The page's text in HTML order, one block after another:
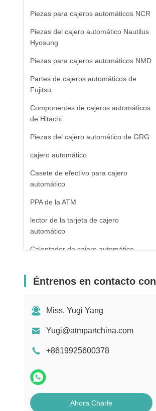
Piezas para cajeros automáticos NCR
Piezas del cajero automático Nautilus
Hyosung
Piezas para cajeros automáticos NMD
Partes de cajeros automáticos de
Fujitsu
Componentes de cajeros automáticos
de Hitachi
Piezas del cajero automático de GRG
cajero automático
Casete de efectivo para cajero
automático
PPA de la ATM
lector de la tarjeta de cajero
automático
Calentador de cajero automático
Cuentas de cuentas
MEI
máquina de pos
Éntrenos en contacto con
Miss. Yugi Yang
Yugi@atmpartchina.com
+8619925600378
Ahora Charle